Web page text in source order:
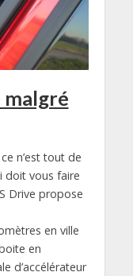
n’est tout de
doit vous faire
Drive propose
en ville
en
d’accélérateur